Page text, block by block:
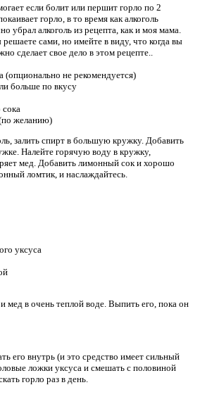
если болит или першит горло по 2
горло, в то время как алкоголь
убрал алкоголь из рецепта, как и моя мама.
сами, но имейте в виду, что когда вы
сделает свое дело в этом рецепте..
(опционально не рекомендуется)
больше по вкусу
желанию)
залить спирт в большую кружку. Добавить
Налейте горячую воду в кружку,
мед. Добавить лимонный сок и хорошо
ломтик, и наслаждайтесь.
уксуса
мед в очень теплой воде. Выпить его, пока он
его внутрь (и это средство имеет сильный
ложки уксуса и смешать с половиной
горло раз в день.